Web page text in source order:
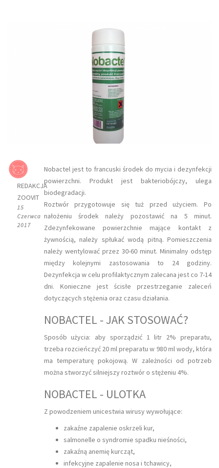
REDAKCJA
ZOOVIT
15
Czerwca
2017
Nobactel jest to francuski środek do mycia i dezynfekcji
powierzchni. Produkt jest bakteriobójczy, ulega
biodegradacji.
Roztwór przygotowuje się tuż przed użyciem. Po
nałożeniu środek należy pozostawić na 5 minut.
Zdezynfekowane powierzchnie mające kontakt z
żywnością, należy spłukać wodą pitną. Pomieszczenia
należy wentylować przez 30-60 minut. Minimalny odstęp
między kolejnymi zastosowania to 24 godziny.
Dezynfekcja w celu profilaktycznym zalecana jest co 7-14
dni. Konieczne jest ścisłe przestrzeganie zaleceń
dotyczących stężenia oraz czasu działania.
NOBACTEL - JAK STOSOWAĆ?
Sposób użycia: aby sporządzić 1 litr 2% preparatu,
trzeba rozcieńczyć 20 ml preparatu w 980 ml wody, która
ma temperaturę pokojową. W zależności od potrzeb
można stworzyć silniejszy roztwór o stężeniu 4%.
NOBACTEL - ULOTKA
Z powodzeniem unicestwia wirusy wywołujące:
zakaźne zapalenie oskrzeli kur,
salmonelle o syndromie spadku nieśności,
zakaźną anemię kurcząt,
infekcyjne zapalenie nosa i tchawicy,